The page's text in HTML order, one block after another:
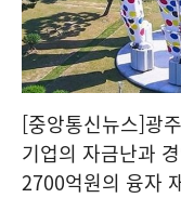
[중앙통신뉴스]광
기업의 자금난과
2700억원의 융자